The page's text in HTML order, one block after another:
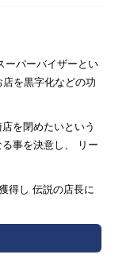
ーパーバイザーとい
を黒字化などの功
を閉めたいという
事を決意し、 リー
得し 伝説の店長に